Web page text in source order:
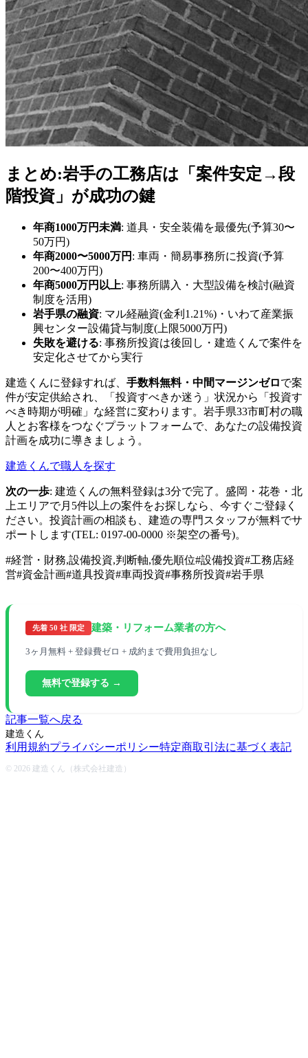
まとめ:岩手の工務店は「案件安定→段
階投資」が成功の鍵
年商1000万円未満: 道具・安全装備を最優先(予算30〜
50万円)
年商2000〜5000万円 : 車両・簡易事務所に投資(予算
200〜400万円)
年商5000万円以上: 事務所購入・大型設備を検討(融資
制度を活用)
岩手県の融資: マル経融資(金利1.21%)・いわて産業振
興センター設備貸与制度(上限5000万円)
失敗を避ける: 事務所投資は後回し・建造くんで案件を
安定化させてから実行
建造くんに登録すれば、 手数料無料・中間マージンゼロで案
件が安定供給され、「投資すべきか迷う」状況から「投資す
べき時期が明確」な経営に変わります。岩手県33市町村の職
人とお客様をつなぐプラットフォームで、あなたの設備投資
計画を成功に導きましょう。
建造くんで職人を探す
次の一歩: 建造くんの無料登録は3分で完了。盛岡・花巻・北
上エリアで月5件以上の案件をお探しなら、今すぐご登録く
ださい。投資計画の相談も、建造の専門スタッフが無料でサ
ポートします(TEL: 0197-00-0000 ※架空の番号)。
#経営・財務,設備投資,判断軸,優先順位#設備投資#工務店経
営#資金計画#道具投資#車両投資#事務所投資#岩手県
先着 50 社 限定 建築・リフォーム業者の方へ
3ヶ月無料 + 登録費ゼロ + 成約まで費用負担なし
無料で登録する →
記事一覧へ戻る
建造くん
利用規約プライバシーポリシー特定商取引法に基づく表記
© 2026 建造くん（株式会社建造）